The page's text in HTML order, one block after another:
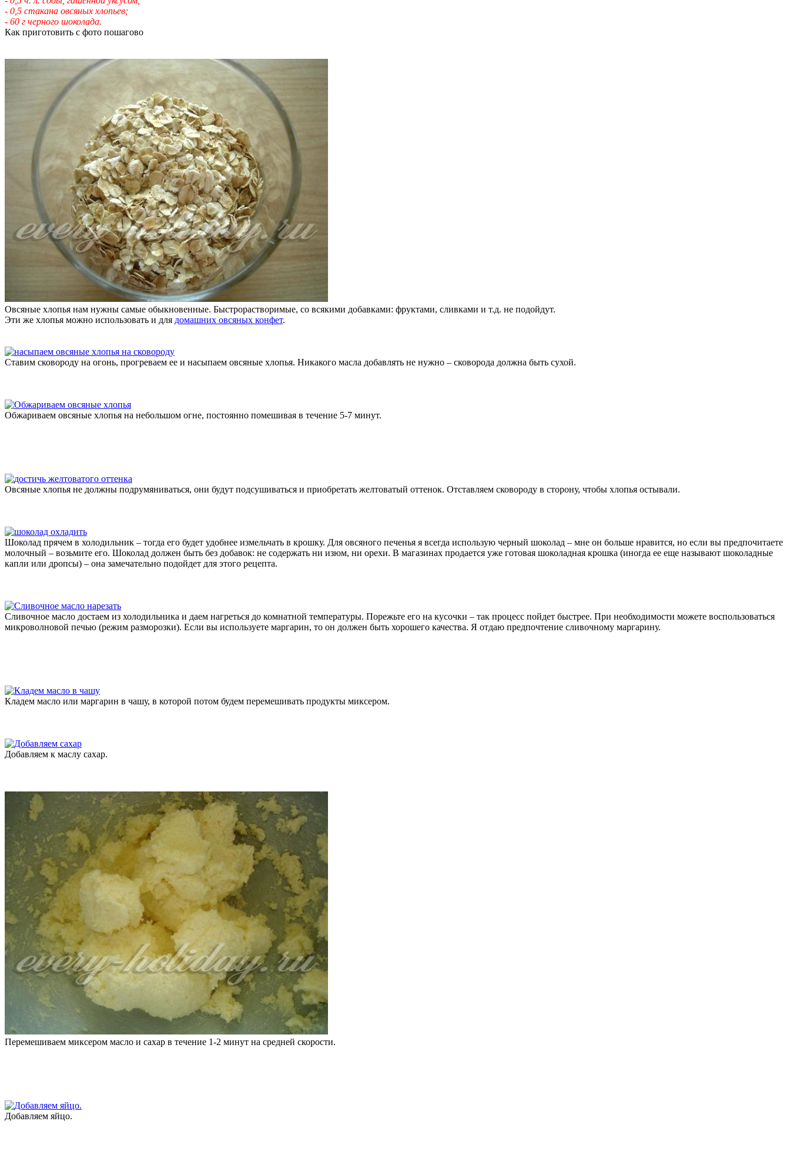
- 0,5 стакана овсяных хлопьев;
- 60 г черного шоколада.
Как приготовить с фото пошагово
Овсяные хлопья нам нужны самые обыкновенные. Быстрорастворимые, со всякими добавками: фруктами, сливками и т.д. не подойдут.
Эти же хлопья можно использовать и для домашних овсяных конфет.
Ставим сковороду на огонь, прогреваем ее и насыпаем овсяные хлопья. Никакого масла добавлять не нужно – сковорода должна быть сухой.
Обжариваем овсяные хлопья на небольшом огне, постоянно помешивая в течение 5-7 минут.
Овсяные хлопья не должны подрумяниваться, они будут подсушиваться и приобретать желтоватый оттенок. Отставляем сковороду в сторону, чтобы хлопья остывали.
Шоколад прячем в холодильник – тогда его будет удобнее измельчать в крошку. Для овсяного печенья я всегда использую черный шоколад – мне он больше нравится, но если вы предпочитаете
молочный – возьмите его. Шоколад должен быть без добавок: не содержать ни изюм, ни орехи. В магазинах продается уже готовая шоколадная крошка (иногда ее еще называют шоколадные
капли или дропсы) – она замечательно подойдет для этого рецепта.
Сливочное масло достаем из холодильника и даем нагреться до комнатной температуры. Порежьте его на кусочки – так процесс пойдет быстрее. При необходимости можете воспользоваться
микроволновой печью (режим разморозки). Если вы используете маргарин, то он должен быть хорошего качества. Я отдаю предпочтение сливочному маргарину.
Кладем масло или маргарин в чашу, в которой потом будем перемешивать продукты миксером.
Добавляем к маслу сахар.
Перемешиваем миксером масло и сахар в течение 1-2 минут на средней скорости.
Добавляем яйцо.